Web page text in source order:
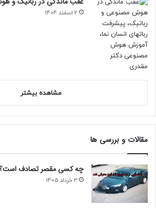
2 اسفند 1404
مشاهده بیشتر
مقالات و بررسی ها
چه کسی مقصر تصادف
3 خرداد 1405